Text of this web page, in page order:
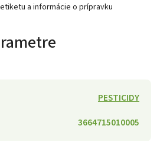
a informácie o prípravku
PESTICIDY
3664715010005